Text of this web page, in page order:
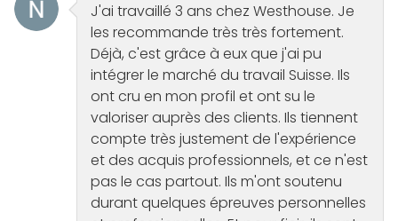
J'ai travaillé 3 ans chez Westhouse. Je
les recommande très très fortement.
Déjà, c'est grâce à eux que j'ai pu
intégrer le marché du travail Suisse. Ils
ont cru en mon profil et ont su le
valoriser auprès des clients. Ils tiennent
compte très justement de l'expérience
et des acquis professionnels, et ce n'est
pas le cas partout. Ils m'ont soutenu
durant quelques épreuves personnelles